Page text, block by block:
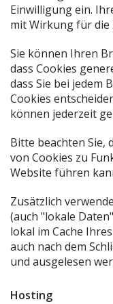
Einwilligung ein.
mit Wirkung für
Sie können Ihren
dass Cookies
dass Sie bei jedem
Cookies
können jederzeit
Bitte beachten Sie,
von Cookies zu
Website führen
Zusätzlich
(auch "lokale
lokal im Cache
auch nach dem
und ausgelesen
Hosting